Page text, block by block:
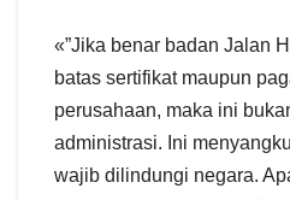
«”Jika benar badan Jalan
batas sertifikat maupun
perusahaan, maka ini
administrasi. Ini
wajib dilindungi negara.